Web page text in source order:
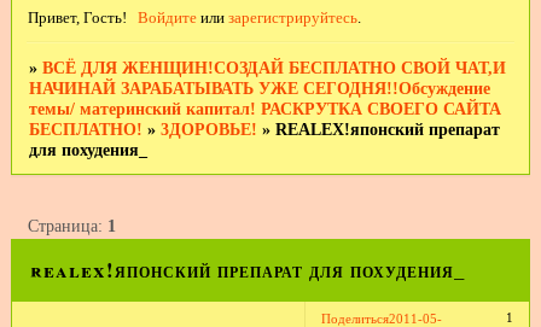
Привет, Гость! Войдите илизарегистрируйтесь.
» ВСЁ ДЛЯ ЖЕНЩИН!СОЗДАЙ БЕСПЛАТНО СВОЙ ЧАТ,И
НАЧИНАЙ ЗАРАБАТЫВАТЬ УЖЕ СЕГОДНЯ!!Обсуждение
темы/ материнский капитал! РАСКРУТКА СВОЕГО САЙТА
БЕСПЛАТНО! » 3ДОРОВЬЕ! » REALEX!японский препарат
для похудения_
realex!японский препарат для похудения_
Страница: 1
Поделиться 1
2011-05-